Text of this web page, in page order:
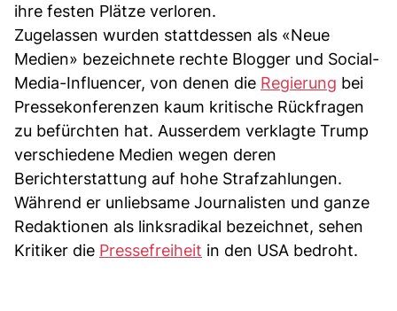
ihre festen Plätze verloren.
Zugelassen wurden stattdessen als «Neue
Medien» bezeichnete rechte Blogger und Social-
Media-Influencer, von denen die Regierung bei
Pressekonferenzen kaum kritische Rückfragen
zu befürchten hat. Ausserdem verklagte Trump
verschiedene Medien wegen deren
Berichterstattung auf hohe Strafzahlungen.
Während er unliebsame Journalisten und ganze
Redaktionen als linksradikal bezeichnet, sehen
Kritiker die Pressefreiheit in den USA bedroht.